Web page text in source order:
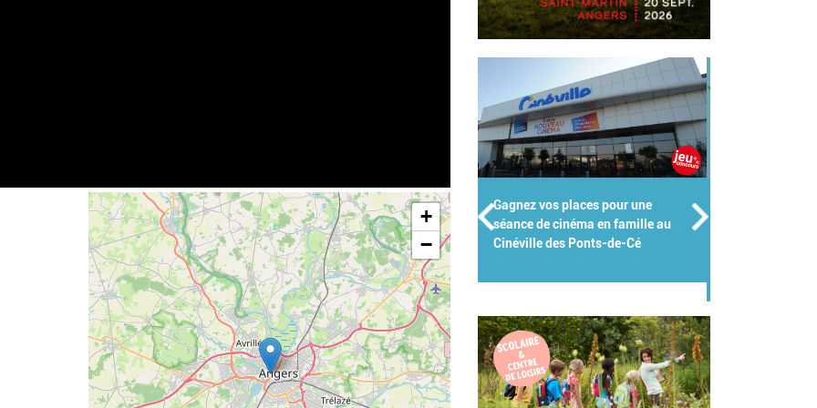
Geolocalisation
+
−
Groupes scolaires, centres de
loisirs, crèches : Kidiklik met son
expertise au service des pros de